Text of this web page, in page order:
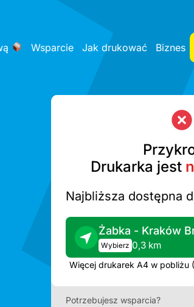
Wsparcie Jak drukować Biznes
Drukarka jest
Najbliższa dostępna
Żabka - Kraków
Wybierz 0,3 km
Potrzebujesz wsparcia?